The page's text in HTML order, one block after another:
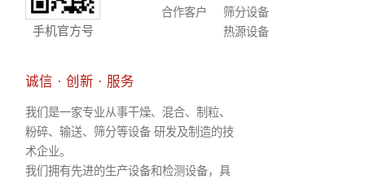
手机官方号
合作客户
筛分设备
热源设备
诚信 · 创新 · 服务
我们是一家专业从事干燥、混合、制粒、
粉碎、输送、筛分等设备 研发及制造的技
术企业。
我们拥有先进的生产设备和检测设备，具